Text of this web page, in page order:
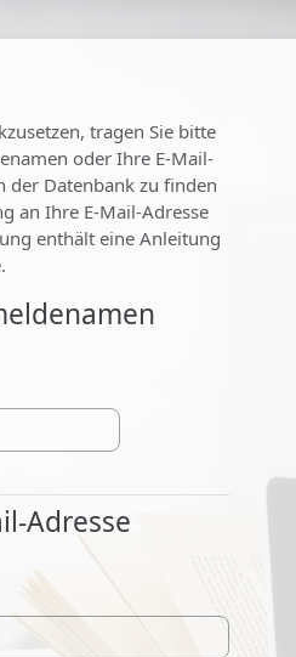
tragen Sie bitte
oder Ihre E-Mail-
der Datenbank zu finden
an Ihre E-Mail-Adresse
enthält eine Anleitung
suchen
suchen
Adresse